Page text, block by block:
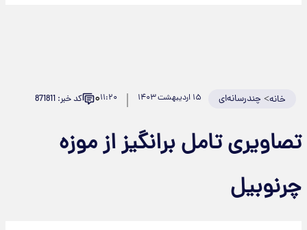
خانه> چندرسانه‌ای ۱۵ اردیبهشت ۱۴۰۳ ۱۱:۲۰۰ کد خبر: 871811
تصاویری تامل برانگیز از موزه
چرنوبیل